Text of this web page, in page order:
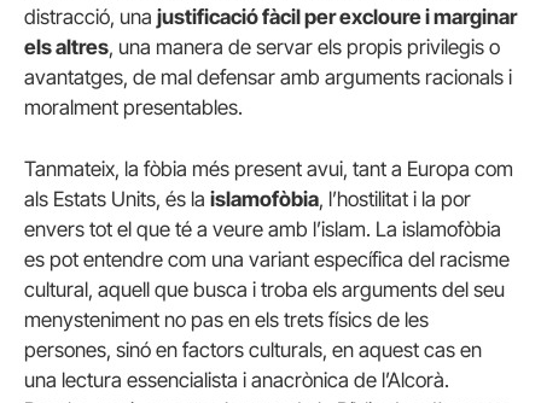
distracció, una justificació fàcil per excloure i marginar
els altres, una manera de servar els propis privilegis o
avantatges, de mal defensar amb arguments racionals i
moralment presentables.
Tanmateix, la fòbia més present avui, tant a Europa com
als Estats Units, és la islamofòbia, l’hostilitat i la por
envers tot el que té a veure amb l’islam. La islamofòbia
es pot entendre com una variant específica del racisme
cultural, aquell que busca i troba els arguments del seu
menysteniment no pas en els trets físics de les
persones, sinó en factors culturals, en aquest cas en
una lectura essencialista i anacrònica de l’Alcorà.